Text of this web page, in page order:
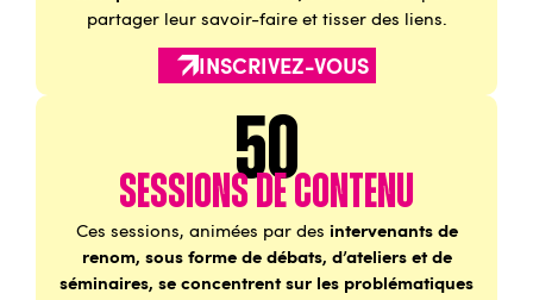
partager leur savoir-faire et tisser des liens.
INSCRIVEZ-VOUS
50
sessions de contenu
Ces sessions, animées par des intervenants de
renom, sous forme de débats, d’ateliers et de
séminaires, se concentrent sur les problématiques